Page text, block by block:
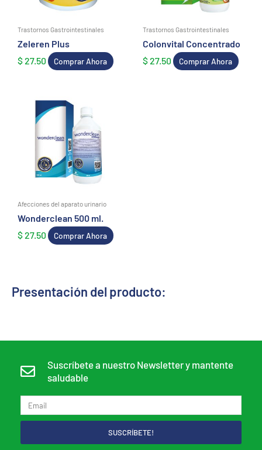
Trastornos Gastrointestinales
Zeleren Plus
$27.50 Comprar Ahora
Trastornos Gastrointestinales
Colonvital Concentrado
$27.50 Comprar Ahora
Afecciones del aparato urinario
Wonderclean 500 ml.
$27.50 Comprar Ahora
Presentación del producto:
Suscríbete a nuestro Newsletter y mantente
saludable
SUSCRÍBETE!